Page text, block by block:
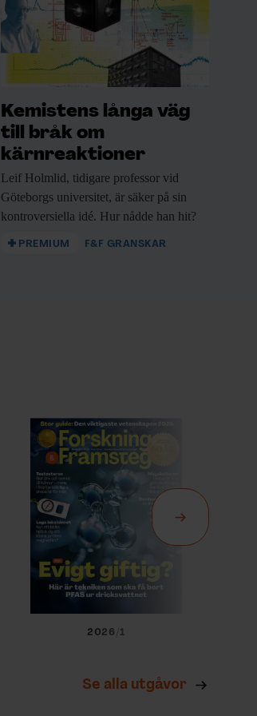
Kemistens långa väg
till bråk om
kärnreaktioner
Leif Holmlid, tidigare professor vid
Göteborgs universitet, är säker på sin
kontroversiella idé. Hur nådde han hit?
PREMIUM F&F GRANSKAR
2026/1
Se alla utgåvor